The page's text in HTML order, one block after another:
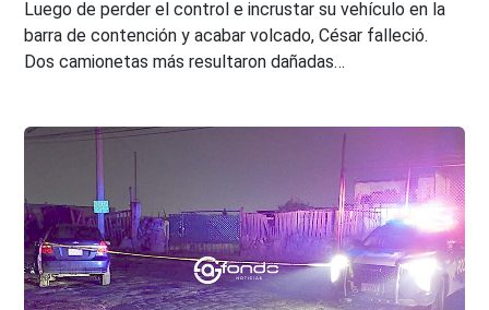
Luego de perder el control e incrustar su vehículo en la
barra de contención y acabar volcado, César falleció.
Dos camionetas más resultaron dañadas…